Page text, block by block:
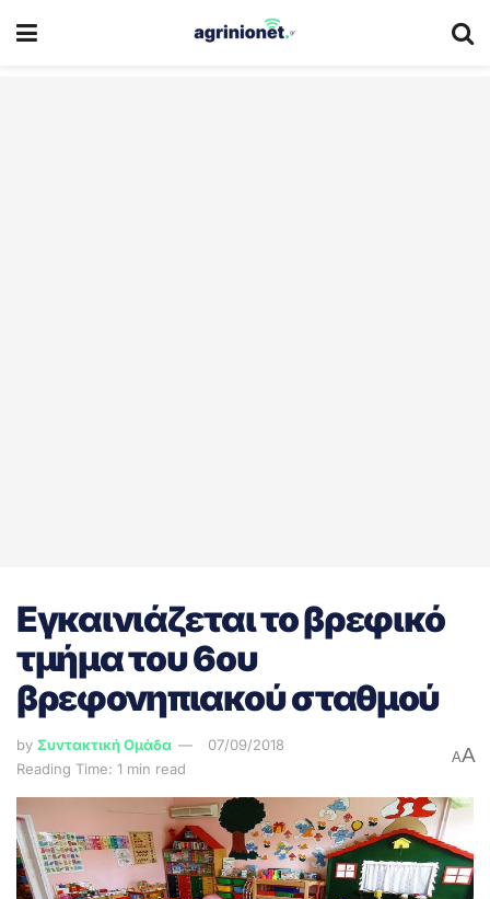
Εγκαινιάζεται το βρεφικό
τμήμα του 6ου
βρεφονηπιακού σταθμού
by Συντακτική Ομάδα
07/09/2018
Reading Time: 1 min read
AA